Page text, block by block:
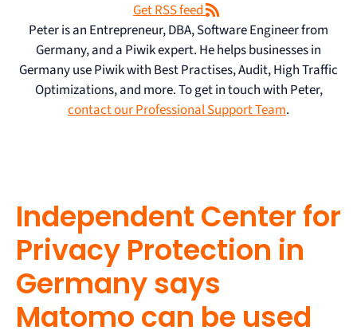
Get RSS feed
Peter is an Entrepreneur, DBA, Software Engineer from
Germany, and a Piwik expert. He helps businesses in
Germany use Piwik with Best Practises, Audit, High Traffic
Optimizations, and more. To get in touch with Peter,
contact our Professional Support Team.
Independent Center for
Privacy Protection in
Germany says
Matomo can be used